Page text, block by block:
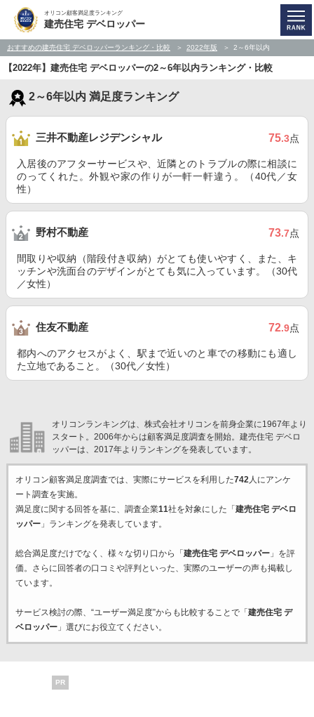
オリコン顧客満足度ランキング
建売住宅 デベロッパー
おすすめの建売住宅 デベロッパーランキング・比較 2022年版 2～6年以内
【2022年】建売住宅 デベロッパーの2～6年以内ランキング・比較
2～6年以内 満足度ランキング
三井不動産レジデンシャル 75.3点
入居後のアフターサービスや、近隣とのトラブルの際に相談に
のってくれた。外観や家の作りが一軒一軒違う。（40代／女
性）
野村不動産 73.7点
間取りや収納（階段付き収納）がとても使いやすく、また、キ
ッチンや洗面台のデザインがとても気に入っています。（30代
／女性）
住友不動産 72.9点
都内へのアクセスがよく、駅まで近いのと車での移動にも適し
た立地であること。（30代／女性）
オリコンランキングは、株式会社オリコンを前身企業に1967年より
スタート。2006年からは顧客満足度調査を開始。建売住宅 デベロ
ッパーは、2017年よりランキングを発表しています。
オリコン顧客満足度調査では、実際にサービスを利用した742人にアンケ
ート調査を実施。
満足度に関する回答を基に、調査企業11社を対象にした「 建売住宅 デベロ
ッパー」ランキングを発表しています。
総合満足度だけでなく、様々な切り口から「 建売住宅 デベロッパー」を評
価。さらに回答者の口コミや評判といった、実際のユーザーの声も掲載し
ています。
サービス検討の際、“ユーザー満足度”からも比較することで「 建売住宅 デ
ベロッパー」選びにお役立てください。
PR